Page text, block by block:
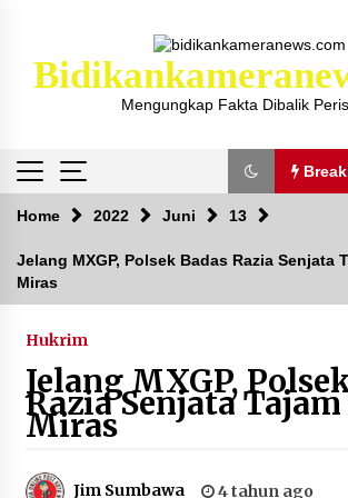
Mengungkap Fakta Dibalik
Breaking News
Kejaksaan KSB Mulai Lidik Mafia Tanah Desa
Sekongkang Bawah
2 tahun ago
Laporan Dugaan Pencabulan di Desa Sepayung
Kec. Plampang, Polres Sumbawa Pastikan
Proses Penyelidikan Berjalan Maksimal
Home 2022 Juni 13
Jelang MXGP, Polsek Badas Razia Senjata
Miras
Hukrim
Jelang MXGP,
Razia Senjata
Miras
Jim Sumbawa
4 tahun ago